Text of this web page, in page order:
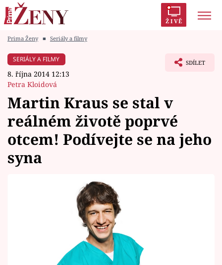
ŽIVĚ
Módní alarm
Témata
Celebrity
Sledujte prima+
Prima Ženy ■ Seriály a filmy
SERIÁLY A FILMY
8. října 2014 12:13
Petra Kloidová
SDÍLET
Martin Kraus se stal v
reálném životě poprvé
otcem! Podívejte se na jeho
syna